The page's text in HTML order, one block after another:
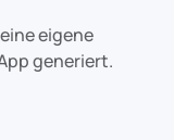
eigene
generiert.